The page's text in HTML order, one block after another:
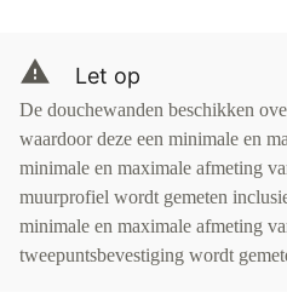
Let op
De douchewanden beschikken
waardoor deze een minimale en
minimale en maximale afmeting
muurprofiel wordt gemeten
minimale en maximale afmeting
tweepuntsbevestiging wordt